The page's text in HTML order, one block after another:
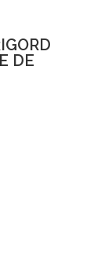
DE